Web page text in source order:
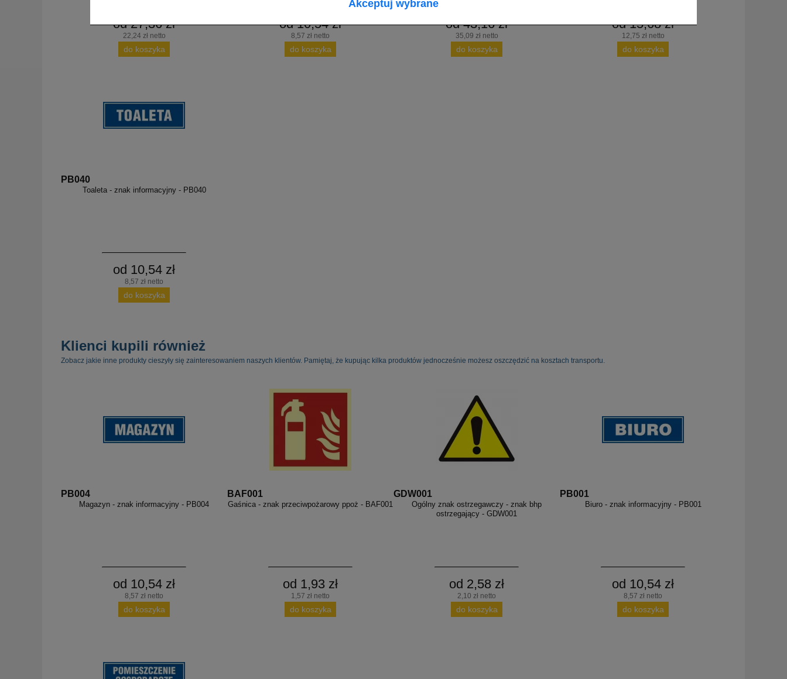
Akceptuj wybrane
od 27,36 zł
22,24 zł netto
do koszyka
od 10,54 zł
8,57 zł netto
do koszyka
od 43,16 zł
35,09 zł netto
do koszyka
od 15,68 zł
12,75 zł netto
do koszyka
PB040
Toaleta - znak informacyjny - PB040
od 10,54 zł
8,57 zł netto
do koszyka
Klienci kupili również
Zobacz jakie inne produkty cieszyły się zainteresowaniem naszych klientów. Pamiętaj, że kupując kilka produktów jednocześnie możesz oszczędzić na kosztach transportu.
PB004
Magazyn - znak informacyjny - PB004
od 10,54 zł
8,57 zł netto
do koszyka
BAF001
Gaśnica - znak przeciwpożarowy ppoż - BAF001
od 1,93 zł
1,57 zł netto
do koszyka
GDW001
Ogólny znak ostrzegawczy - znak bhp
ostrzegający - GDW001
od 2,58 zł
2,10 zł netto
do koszyka
PB001
Biuro - znak informacyjny - PB001
od 10,54 zł
8,57 zł netto
do koszyka